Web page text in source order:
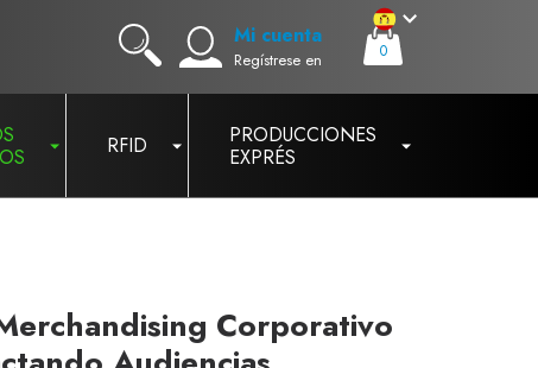
Mi cuenta
Regístrese en 0
RFID
PRODUCCIONES
EXPRÉS
Corporativo